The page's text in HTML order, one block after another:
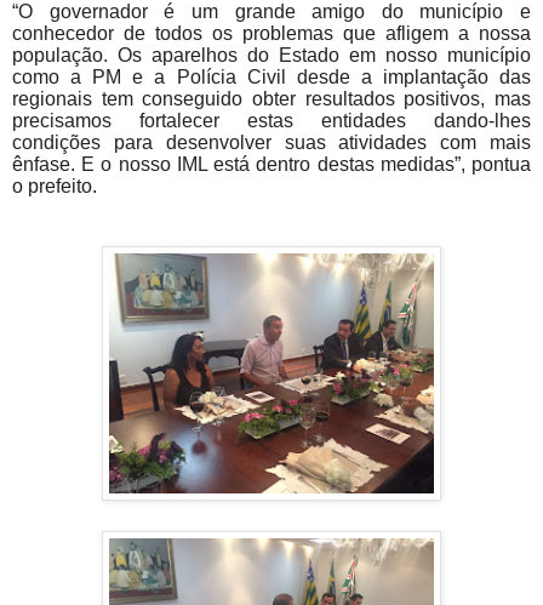
“O governador é um grande amigo do município e
conhecedor de todos os problemas que afligem a nossa
população. Os aparelhos do Estado em nosso município
como a PM e a Polícia Civil desde a implantação das
regionais tem conseguido obter resultados positivos, mas
precisamos fortalecer estas entidades dando-lhes
condições para desenvolver suas atividades com mais
ênfase. E o nosso IML está dentro destas medidas”, pontua
o prefeito.